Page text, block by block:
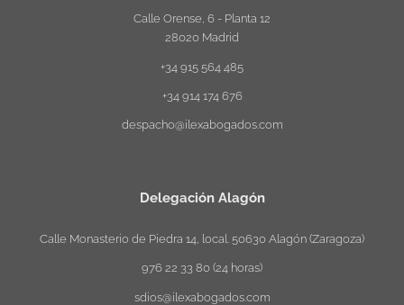
Calle Orense, 6 - Planta 12
28020 Madrid
+34 915 564 485
+34 914 174 676
despacho@ilexabogados.com
Delegación Alagón
Calle Monasterio de Piedra 14, local. 50630 Alagón (Zaragoza)
976 22 33 80 (24 horas)
sdios@ilexabogados.com